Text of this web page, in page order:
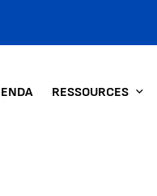
RESSOURCES